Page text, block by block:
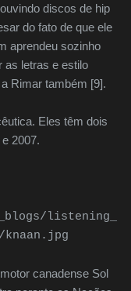
discos de hip
do fato de que ele
aprendeu sozinho
as letras e estilo
Rimar também [9].
Eles têm dois
2007.
canadense Sol